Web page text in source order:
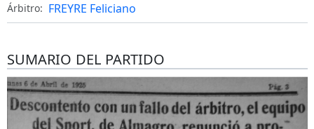
Árbitro: FREYRE Feliciano
SUMARIO DEL PARTIDO